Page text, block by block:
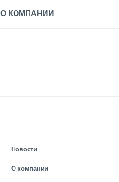
О КОМПАНИИ
Новости
О компании